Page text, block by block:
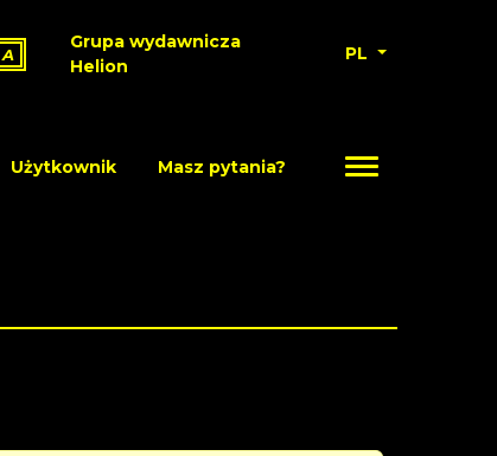
A
Grupa wydawnicza
Helion
PL
Użytkownik Masz pytania?